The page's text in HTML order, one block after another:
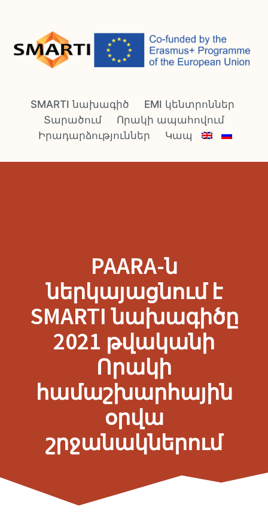
SMARTI նախագիծ
EMI կենտրոններ
Տարածում
Որակի ապահովում
Իրադարձություններ
Կապ
PAARA-ն
ներկայացնում է
SMARTI նախագիծը
2021 թվականի
Որակի
համաշխարհային
օրվա
շրջանակներում